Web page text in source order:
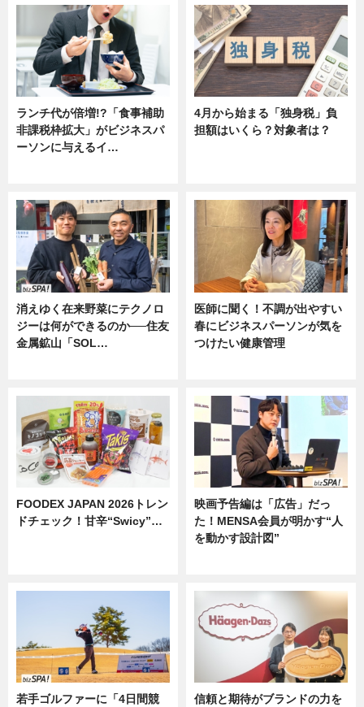
ランチ代が倍増!?「食事補助
非課税枠拡大」がビジネスパ
ーソンに与えるイ…
4月から始まる「独身税」負
担額はいくら？対象者は？
消えゆく在来野菜にテクノロ
ジーは何ができるのか──住友
金属鉱山「SOL…
医師に聞く！不調が出やすい
春にビジネスパーソンが気を
つけたい健康管理
FOODEX JAPAN 2026トレン
ドチェック！甘辛“Swicy”…
映画予告編は「広告」だっ
た！MENSA会員が明かす“人
を動かす設計図”
若手ゴルファーに「4日間競
信頼と期待がブランドの力を